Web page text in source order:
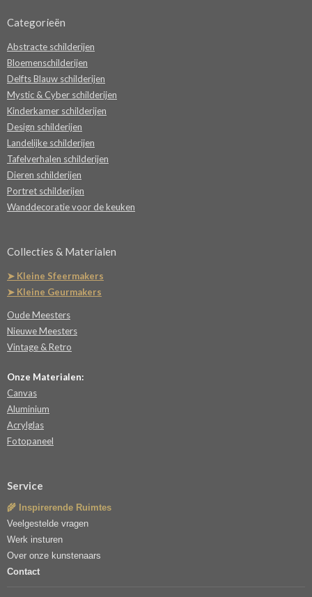
Categorieën
Abstracte schilderijen
Bloemenschilderijen
Delfts Blauw schilderijen
Mystic & Cyber schilderijen
Kinderkamer schilderijen
Design schilderijen
Landelijke schilderijen
Tafelverhalen schilderijen
Dieren schilderijen
Portret schilderijen
Wanddecoratie voor de keuken
Collecties & Materialen
➤ Kleine Sfeermakers
➤ Kleine Geurmakers
Oude Meesters
Nieuwe Meesters
Vintage & Retro
Onze Materialen:
Canvas
Aluminium
Acrylglas
Fotopaneel
Service
🌾 Inspirerende Ruimtes
Veelgestelde vragen
Werk insturen
Over onze kunstenaars
Contact